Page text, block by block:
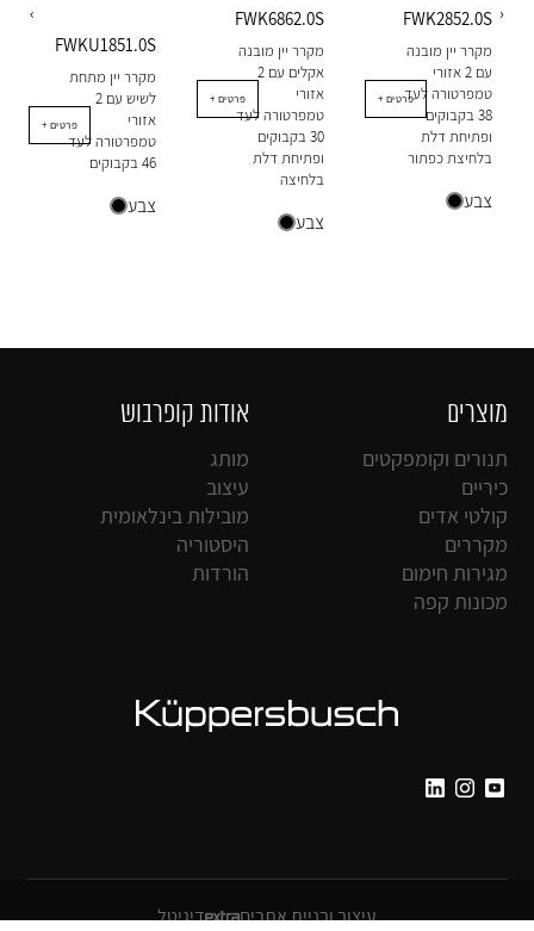
‹
FWKU1851.0S
מקרר יין מתחת
לשיש עם 2
אזורי
טמפרטורה לעד
46 בקבוקים
צבע
+ פרטים
FWK6862.0S
מקרר יין מובנה
אקלים עם 2
אזורי
טמפרטורה לעד
30 בקבוקים
ופתיחת דלת
בלחיצה
צבע
+ פרטים
FWK2852.0S
מקרר יין מובנה
עם 2 אזורי
טמפרטורה לעד
38 בקבוקים
ופתיחת דלת
בלחיצת כפתור
צבע
+ פרטים
›
מוצרים
תנורים וקומפקטים
כיריים
קולטי אדים
מקררים
מגירות חימום
מכונות קפה
אודות קופרבוש
מותג
עיצוב
מובילות בינלאומית
היסטוריה
הורדות
עיצוב ובניית אתרים דיגיטל